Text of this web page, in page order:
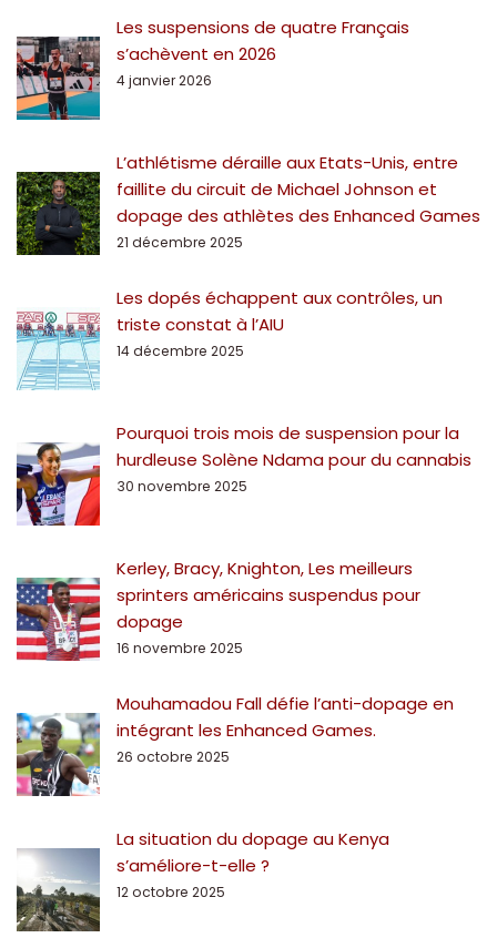
Les suspensions de quatre Français
s’achèvent en 2026
4 janvier 2026
L’athlétisme déraille aux Etats-Unis, entre
faillite du circuit de Michael Johnson et
dopage des athlètes des Enhanced Games
21 décembre 2025
Les dopés échappent aux contrôles, un
triste constat à l’AIU
14 décembre 2025
Pourquoi trois mois de suspension pour la
hurdleuse Solène Ndama pour du cannabis
30 novembre 2025
Kerley, Bracy, Knighton, Les meilleurs
sprinters américains suspendus pour
dopage
16 novembre 2025
Mouhamadou Fall défie l’anti-dopage en
intégrant les Enhanced Games.
26 octobre 2025
La situation du dopage au Kenya
s’améliore-t-elle ?
12 octobre 2025